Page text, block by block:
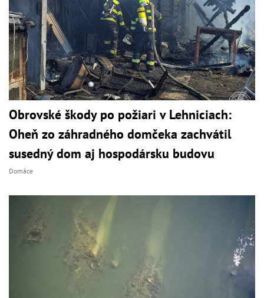
Obrovské škody po požiari v Lehniciach:
Oheň zo záhradného domčeka zachvátil
susedný dom aj hospodársku budovu
Domáce